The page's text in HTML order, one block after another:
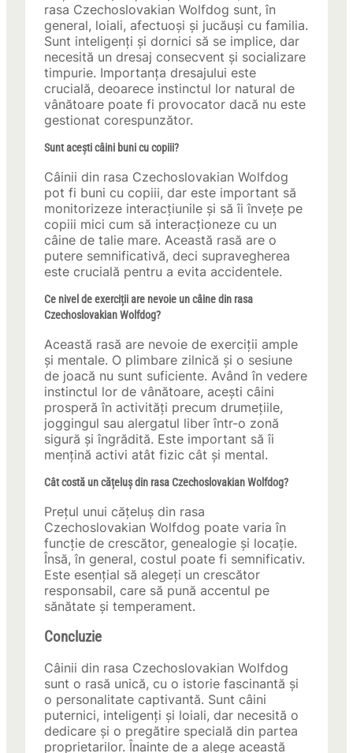
rasa Czechoslovakian Wolfdog sunt, în
general, loiali, afectuoși și jucăuși cu familia.
Sunt inteligenți și dornici să se implice, dar
necesită un dresaj consecvent și socializare
timpurie. Importanța dresajului este
crucială, deoarece instinctul lor natural de
vânătoare poate fi provocator dacă nu este
gestionat corespunzător.
Sunt acești câini buni cu copiii?
Câinii din rasa Czechoslovakian Wolfdog
pot fi buni cu copiii, dar este important să
monitorizeze interacțiunile și să îi învețe pe
copiii mici cum să interacționeze cu un
câine de talie mare. Această rasă are o
putere semnificativă, deci supravegherea
este crucială pentru a evita accidentele.
Ce nivel de exerciții are nevoie un câine din rasa
Czechoslovakian Wolfdog?
Această rasă are nevoie de exerciții ample
și mentale. O plimbare zilnică și o sesiune
de joacă nu sunt suficiente. Având în vedere
instinctul lor de vânătoare, acești câini
prosperă în activități precum drumețiile,
joggingul sau alergatul liber într-o zonă
sigură și îngrădită. Este important să îi
mențină activi atât fizic cât și mental.
Cât costă un cățeluș din rasa Czechoslovakian Wolfdog?
Prețul unui cățeluș din rasa
Czechoslovakian Wolfdog poate varia în
funcție de crescător, genealogie și locație.
Însă, în general, costul poate fi semnificativ.
Este esențial să alegeți un crescător
responsabil, care să pună accentul pe
sănătate și temperament.
Concluzie
Câinii din rasa Czechoslovakian Wolfdog
sunt o rasă unică, cu o istorie fascinantă și
o personalitate captivantă. Sunt câini
puternici, inteligenți și loiali, dar necesită o
dedicare și o pregătire specială din partea
proprietarilor. Înainte de a alege această